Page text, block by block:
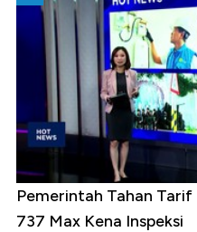
Pemerintah Tahan
737 Max Kena Inspeksi